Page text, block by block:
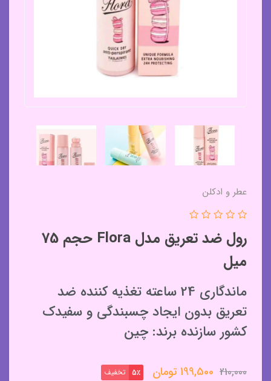
عطر و ادکلن
رول ضد تعریق مدل Flora حجم 75
میل
ماندگاری 24 ساعته تغذیه کننده ضد
تعریق بدون ایجاد چسبندگی و سفیدک
کشور سازنده برند: چین
210,000
199,500تومان 5٪ تخفیف